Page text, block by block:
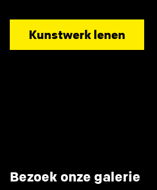
Kunstwerk lenen
Bezoek onze galerie